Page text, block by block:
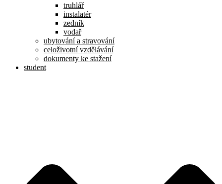
truhlář
instalatér
zedník
vodař
ubytování a stravování
celoživotní vzdělávání
dokumenty ke stažení
student